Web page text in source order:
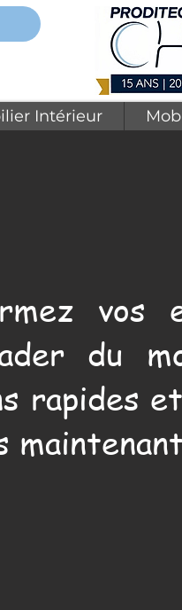
Intérieur
vos
du
rapides